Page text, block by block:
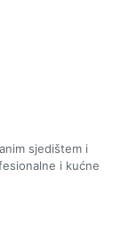
sjedištem i
i kućne